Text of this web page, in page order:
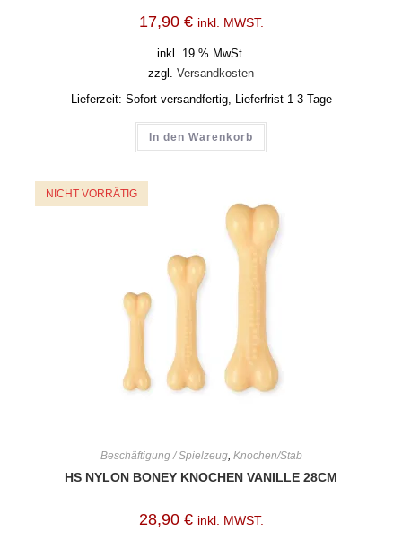
17,90 € inkl. MWST.
inkl. 19 % MwSt.
zzgl. Versandkosten
Lieferzeit: Sofort versandfertig, Lieferfrist 1-3 Tage
In den Warenkorb
NICHT VORRÄTIG
Beschäftigung / Spielzeug, Knochen/Stab
HS NYLON BONEY KNOCHEN VANILLE 28CM
28,90 € inkl. MWST.